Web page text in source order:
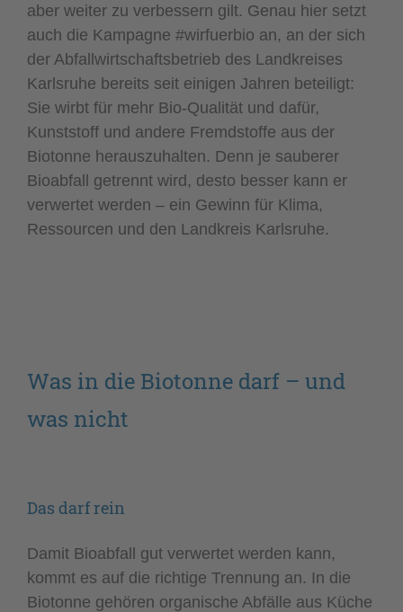
aber weiter zu verbessern gilt. Genau hier setzt
auch die Kampagne #wirfuerbio an, an der sich
der Abfallwirtschaftsbetrieb des Landkreises
Karlsruhe bereits seit einigen Jahren beteiligt:
Sie wirbt für mehr Bio-Qualität und dafür,
Kunststoff und andere Fremdstoffe aus der
Biotonne herauszuhalten. Denn je sauberer
Bioabfall getrennt wird, desto besser kann er
verwertet werden – ein Gewinn für Klima,
Ressourcen und den Landkreis Karlsruhe.
Was in die Biotonne darf – und
was nicht
Das darf rein
Damit Bioabfall gut verwertet werden kann,
kommt es auf die richtige Trennung an. In die
Biotonne gehören organische Abfälle aus Küche